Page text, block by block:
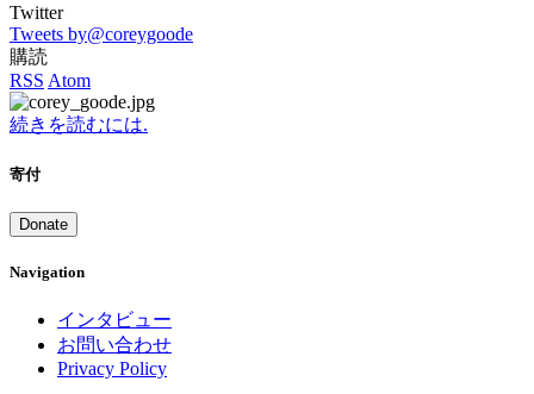
Twitter
Tweets by@coreygoode
購読
RSS Atom
続きを読むには.
寄付
Donate
Navigation
インタビュー
お問い合わせ
Privacy Policy